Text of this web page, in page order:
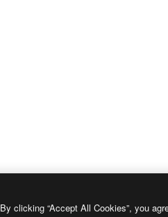
By clicking “Accept All Cookies”, you